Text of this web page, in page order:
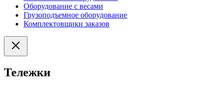
Оборудование с весами
Грузоподъемное оборудование
Комплектовщики заказов
Тележки